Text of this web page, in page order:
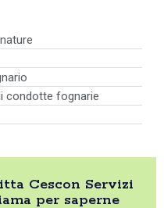
condotte fognarie
Cescon Servizi
per saperne